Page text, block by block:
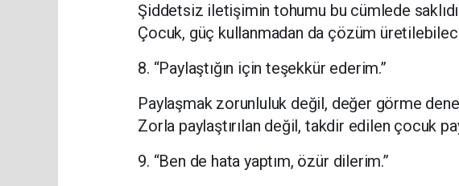
Şiddetsiz iletişimin tohumu bu cümlede
Çocuk, güç kullanmadan da çözüm
8. “Paylaştığın için teşekkür ederim.”
Paylaşmak zorunluluk değil, değer görme
Zorla paylaştırılan değil, takdir edilen çocuk
9. “Ben de hata yaptım, özür dilerim.”